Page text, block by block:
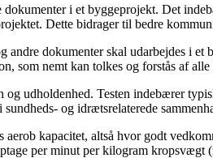
dokumenter i et byggeprojekt. Det
Dette bidrager til bedre
dokumenter skal udarbejdes i
som nemt kan tolkes og forstås af
udholdenhed. Testen indebærer
og idrætsrelaterede
kapacitet, altså hvor godt
per minut per kilogram